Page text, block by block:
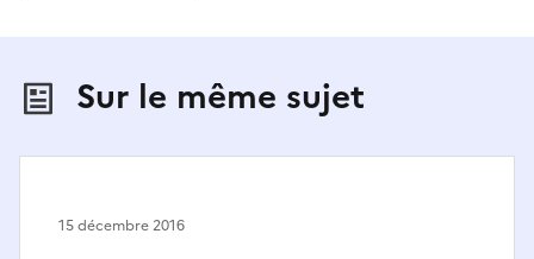
Sur le même sujet
15 décembre 2016